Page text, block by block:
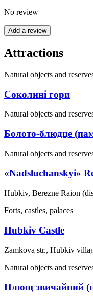
No review
Add a review
Attractions
Natural objects and
Соколині гори
Natural objects and
Болото-блюдце
Natural objects and
«Nadsluchanskyi»
Hubkiv, Berezne Raion
Forts, castles, palaces
Hubkiv Castle
Zamkova str., Hubkiv
Natural objects and
Плющ звичайний